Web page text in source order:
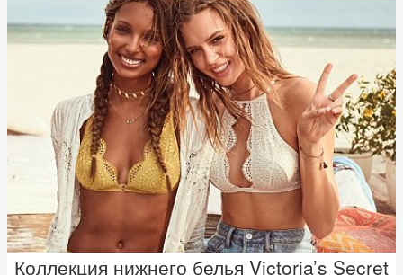
Коллекция нижнего белья Victoria’s Secret